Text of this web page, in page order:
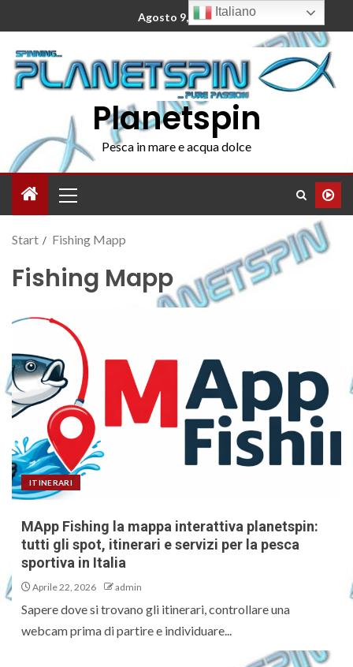
Agosto 9, 2026
Planetspin
Pesca in mare e acqua dolce
Start Fishing Mapp
Fishing Mapp
ITINERARI
MApp Fishing la mappa interattiva planetspin:
tutti gli spot, itinerari e servizi per la pesca
sportiva in Italia
Aprile 22, 2026 admin
Sapere dove si trovano gli itinerari, controllare una
webcam prima di partire e individuare...
Italiano